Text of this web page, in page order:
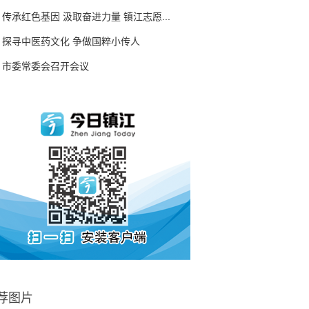
传承红色基因 汲取奋进力量 镇江志愿...
探寻中医药文化 争做国粹小传人
市委常委会召开会议
图片